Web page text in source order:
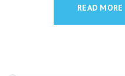
READ MORE